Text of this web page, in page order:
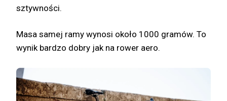
sztywności.
Masa samej ramy wynosi około 1000 gramów. To
wynik bardzo dobry jak na rower aero.